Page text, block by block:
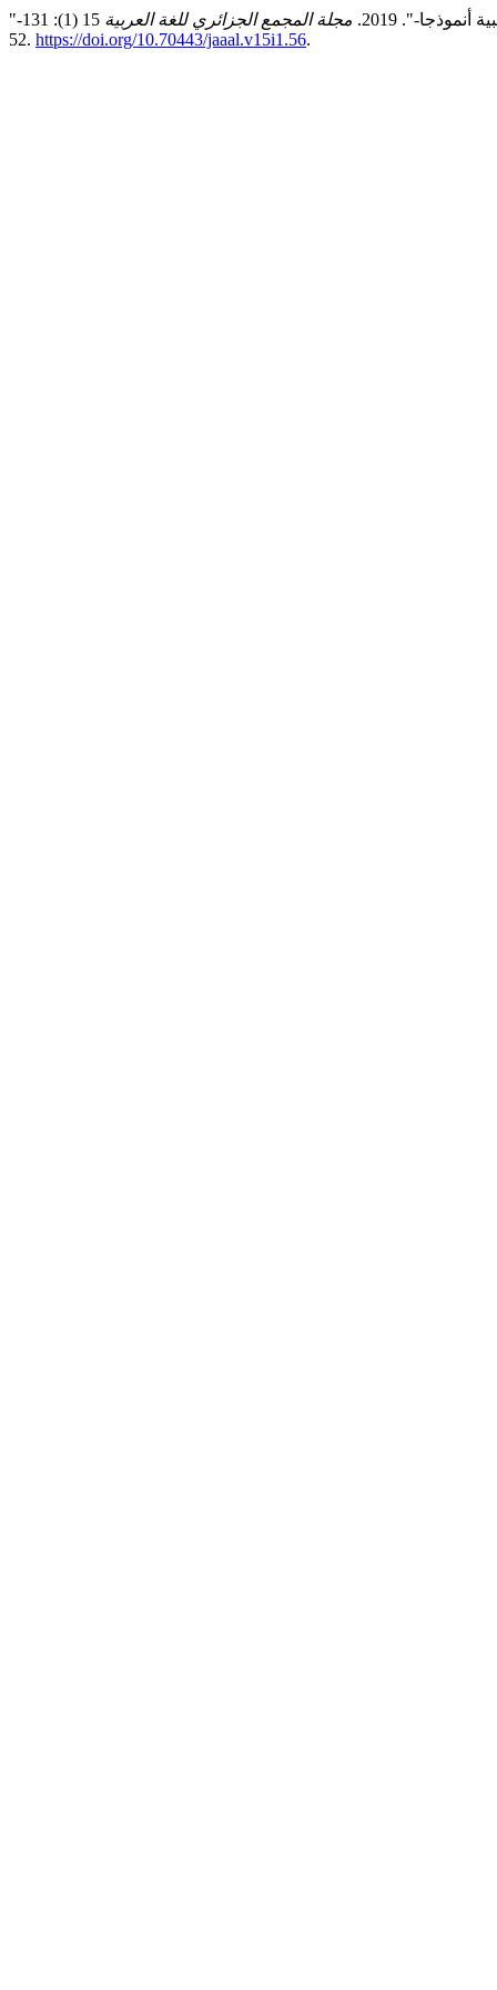
". 2019. مجلة المجمع الجزائري للغة العربية
15 (1): 131-
52. https://doi.org/10.70443/jaaal.v15i1.56.